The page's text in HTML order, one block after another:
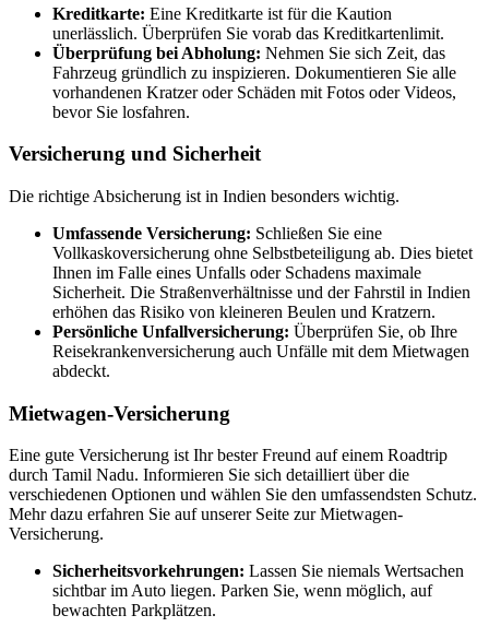
Kreditkarte: Eine Kreditkarte ist für die Kaution
unerlässlich. Überprüfen Sie vorab das Kreditkartenlimit.
Überprüfung bei Abholung: Nehmen Sie sich Zeit, das
Fahrzeug gründlich zu inspizieren. Dokumentieren Sie alle
vorhandenen Kratzer oder Schäden mit Fotos oder Videos,
bevor Sie losfahren.
Versicherung und Sicherheit
Die richtige Absicherung ist in Indien besonders wichtig.
Umfassende Versicherung: Schließen Sie eine
Vollkaskoversicherung ohne Selbstbeteiligung ab. Dies bietet
Ihnen im Falle eines Unfalls oder Schadens maximale
Sicherheit. Die Straßenverhältnisse und der Fahrstil in Indien
erhöhen das Risiko von kleineren Beulen und Kratzern.
Persönliche Unfallversicherung: Überprüfen Sie, ob Ihre
Reisekrankenversicherung auch Unfälle mit dem Mietwagen
abdeckt.
Mietwagen-Versicherung
Eine gute Versicherung ist Ihr bester Freund auf einem Roadtrip
durch Tamil Nadu. Informieren Sie sich detailliert über die
verschiedenen Optionen und wählen Sie den umfassendsten Schutz.
Mehr dazu erfahren Sie auf unserer Seite zur Mietwagen-
Versicherung.
Sicherheitsvorkehrungen: Lassen Sie niemals Wertsachen
sichtbar im Auto liegen. Parken Sie, wenn möglich, auf
bewachten Parkplätzen.